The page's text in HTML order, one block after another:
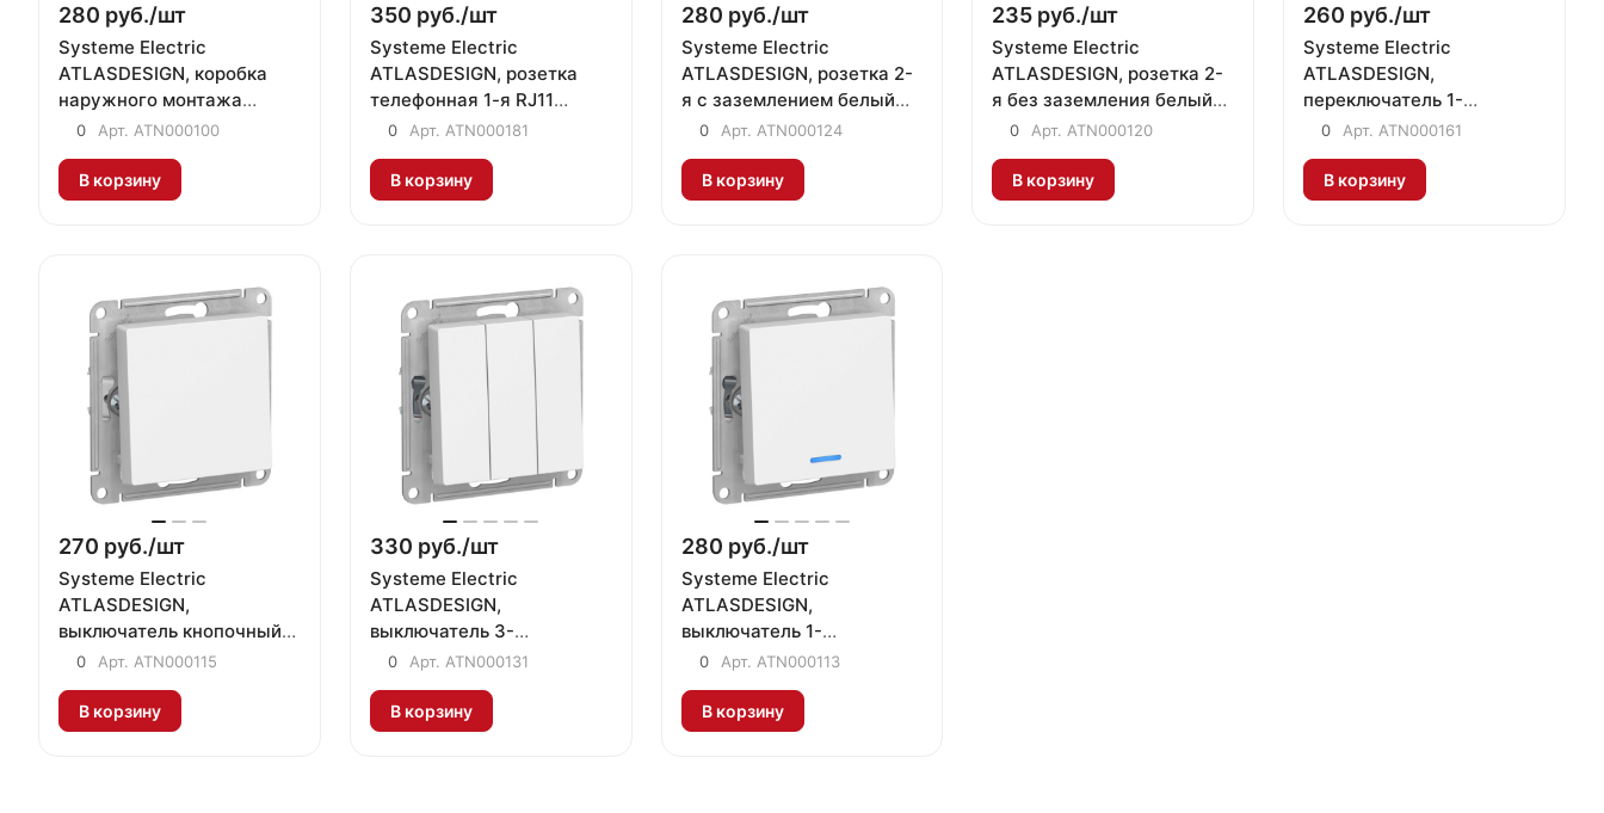
280 руб./шт
Systeme Electric
ATLASDESIGN, коробка
наружного монтажа
белый ATN000100
0 Арт. ATN000100
В корзину
350 руб./шт
Systeme Electric
ATLASDESIGN, розетка
телефонная 1-я RJ11
белый ATN000181
0 Арт. ATN000181
В корзину
280 руб./шт
Systeme Electric
ATLASDESIGN, розетка 2-
я с заземлением белый
ATN000124
0 Арт. ATN000124
В корзину
235 руб./шт
Systeme Electric
ATLASDESIGN, розетка 2-
я без заземления белый
ATN000120
0 Арт. ATN000120
В корзину
260 руб./шт
Systeme Electric
ATLASDESIGN,
переключатель 1-
клавишный белый
0 Арт. ATN000161
В корзину
270 руб./шт
Systeme Electric
ATLASDESIGN,
выключатель кнопочный
1-клавишный белый
0 Арт. ATN000115
В корзину
330 руб./шт
Systeme Electric
ATLASDESIGN,
выключатель 3-
клавишный белый
0 Арт. ATN000131
В корзину
280 руб./шт
Systeme Electric
ATLASDESIGN,
выключатель 1-
клавишный с подсветкой
0 Арт. ATN000113
В корзину